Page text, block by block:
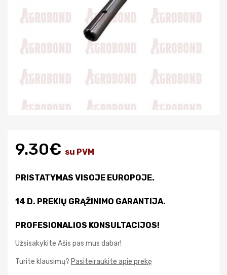
9.30€ su PVM
PRISTATYMAS VISOJE EUROPOJE.
14 D. PREKIŲ GRĄŽINIMO GARANTIJA.
PROFESIONALIOS KONSULTACIJOS!
Užsisakykite Ašis pas mus dabar!
Turite klausimų? Pasiteiraukite apie prekę